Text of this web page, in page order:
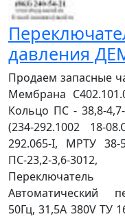
давления
Продаем запасные
Мембрана
Кольцо ПС - 38,8-
(234-292.1002 18-
292.065-I, МРТУ 38-
ПС-23,2-3,6-
Автоматический
50Гц, 31,5А 380V ТУ